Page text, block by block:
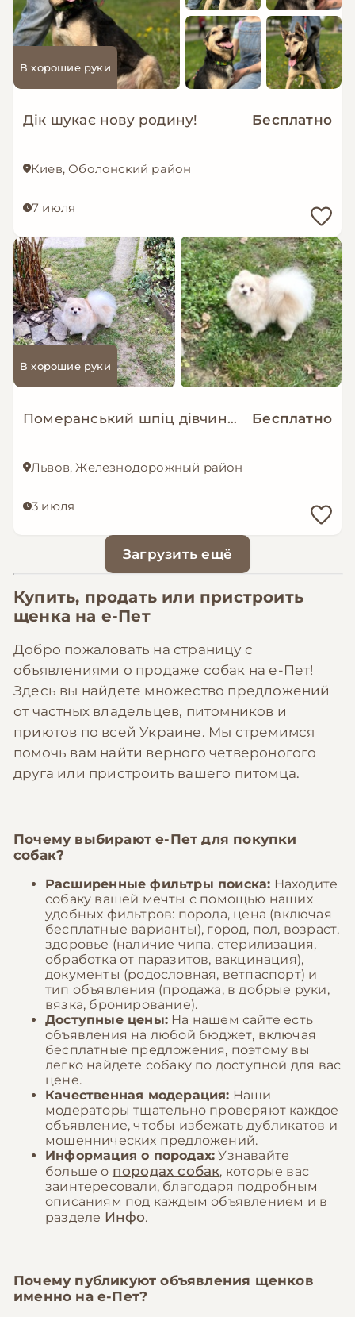
В хорошие руки
Дік шукає нову родину! Бесплатно
Киев, Оболонский район
7 июля
В хорошие руки
Померанський шпіц дівчинка доросла Бесплатно
Львов, Железнодорожный район
3 июля
Загрузить ещё
Купить, продать или пристроить
щенка на е-Пет
Добро пожаловать на страницу с
объявлениями о продаже собак на е-Пет!
Здесь вы найдете множество предложений
от частных владельцев, питомников и
приютов по всей Украине. Мы стремимся
помочь вам найти верного четвероногого
друга или пристроить вашего питомца.
Почему выбираюте-Пет для покупки
собак?
Расширенные фильтры поиска: Находите
собаку вашей мечты с помощью наших
удобных фильтров: порода, цена (включая
бесплатные варианты), город, пол, возраст,
здоровье (наличие чипа, стерилизация,
обработка от паразитов, вакцинация),
документы (родословная, ветпаспорт) и
тип объявления (продажа, в добрые руки,
вязка, бронирование).
Доступные цены: На нашем сайте есть
объявления на любой бюджет, включая
бесплатные предложения, поэтому вы
легко найдете собаку по доступной для вас
цене.
Качественная модерация: Наши
модераторы тщательно проверяют каждое
объявление, чтобы избежать дубликатов и
мошеннических предложений.
Информация о породах: Узнавайте
больше о породах собак, которые вас
заинтересовали, благодаря подробным
описаниям под каждым объявлением и в
разделе Инфо.
Почему публикуют объявления щенков
именно на е-Пет?